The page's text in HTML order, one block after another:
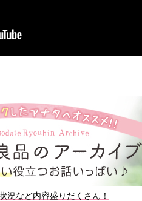
況など内容盛りだくさん！